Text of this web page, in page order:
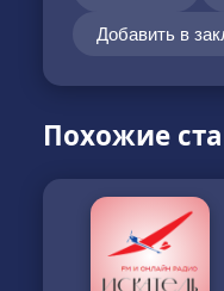
Добавить в
Похожие